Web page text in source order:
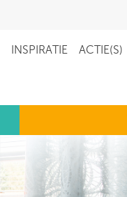
INSPIRATIE ACTIE(S)